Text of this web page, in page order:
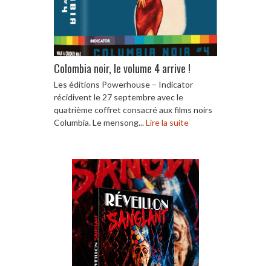
Colombia noir, le volume 4 arrive !
Les éditions Powerhouse – Indicator
récidivent le 27 septembre avec le
quatrième coffret consacré aux films noirs
Columbia. Le mensong...Lire la suite